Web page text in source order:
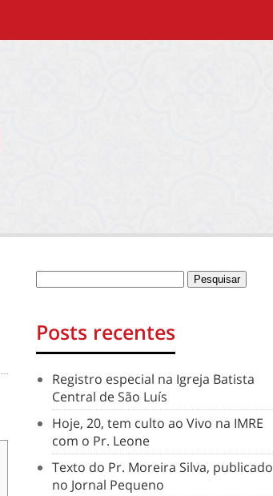
Posts recentes
Registro especial na Igreja Batista
Central de São Luís
Hoje, 20, tem culto ao Vivo na IMRE
com o Pr. Leone
Texto do Pr. Moreira Silva, publicado
no Jornal Pequeno